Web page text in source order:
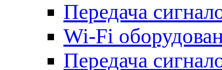
Передача
Wi-Fi
Передача